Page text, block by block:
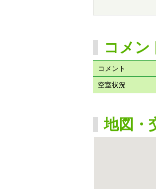
コメン
コメント
空室状況
地図・